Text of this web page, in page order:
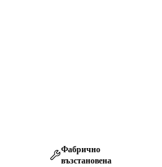
Фабрично
възстановена